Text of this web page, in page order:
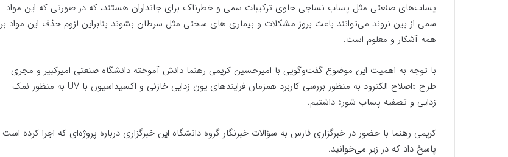
پساب‌های صنعتی مثل پساب نساجی حاوی ترکیبات سمی و خطرناک برای جانداران هستند، که در صورتی که این مواد
سمی از بین نروند می‌توانند باعث بروز مشکلات و بیماری های سختی مثل سرطان بشوند بنابراین لزوم حذف این مواد بر
همه آشکار و معلوم است.
با توجه به اهمیت این موضوع گفت‌وگویی با امیرحسین کریمی رهنما دانش آموخته دانشگاه صنعتی امیرکبیر و مجری
طرح «اصلاح الکترود به منظور بررسی کاربرد همزمان فرایندهای یون زدایی خازنی و اکسیداسیون با UV به منظور نمک
زدایی و تصفیه پساب شور» داشتیم.
کریمی رهنما با حضور در خبرگزاری فارس به سؤالات خبرنگار گروه دانشگاه این خبرگزاری درباره پروژه‌ای که اجرا کرده است
پاسخ داد که در زیر می‌خوانید.